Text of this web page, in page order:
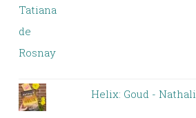
Helix: Goud -